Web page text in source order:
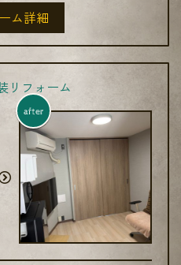
ム詳細
リフォーム
after